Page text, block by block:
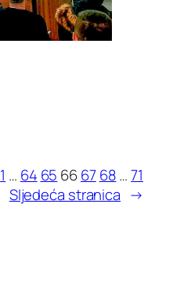
1 … 64 65 6667 68…71
Sljedeća stranica →